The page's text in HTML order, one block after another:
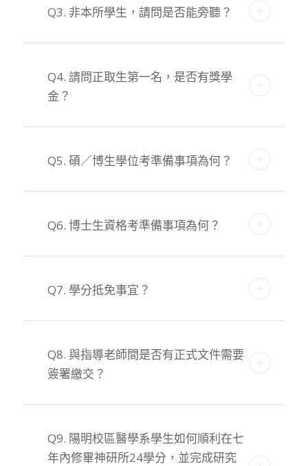
Q3. 非本所學生，請問是否能旁聽？
Q4. 請問正取生第一名，是否有獎學
金？
Q5. 碩／博生學位考準備事項為何？
Q6. 博士生資格考準備事項為何？
Q7. 學分抵免事宜？
Q8. 與指導老師間是否有正式文件需要
簽署繳交？
Q9. 陽明校區醫學系學生如何順利在七
年內修畢神研所24學分，並完成研究